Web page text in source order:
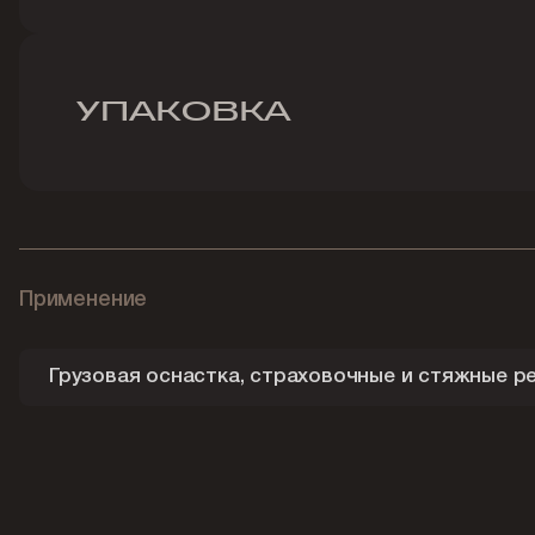
УПАКОВКА
Применение
Грузовая оснастка, страховочные и стяжные